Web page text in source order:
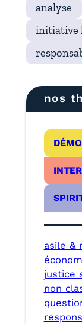
analyse
initiative
nos
asile &
justice
non